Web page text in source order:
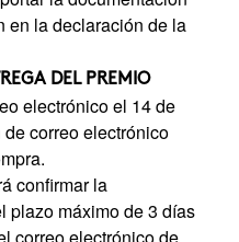
en la declaración de la
DEL PREMIO
electrónico el 14 de
correo electrónico
confirmar la
plazo máximo de 3 días